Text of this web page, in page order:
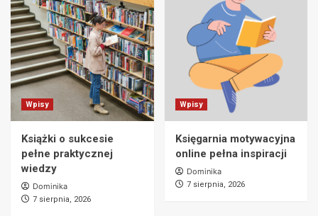
Wpisy
Książki o sukcesie
pełne praktycznej
wiedzy
Dominika
7 sierpnia, 2026
Wpisy
Księgarnia motywacyjna
online pełna inspiracji
Dominika
7 sierpnia, 2026